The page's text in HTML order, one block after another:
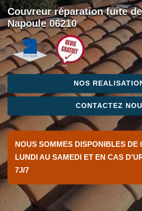
Couvreur réparation fuite
Napoule 06210
NOS
CONTACTEZ
NOUS SOMMES DISPONIBLES DE
LUNDI AU SAMEDI ET EN CAS
7J/7